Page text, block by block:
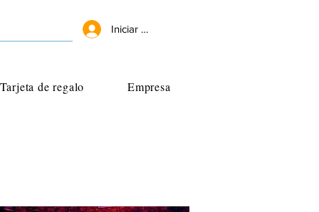
Iniciar sesión
Tarjeta de regalo Empresa